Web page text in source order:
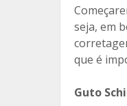
seja, em
que é
Guto